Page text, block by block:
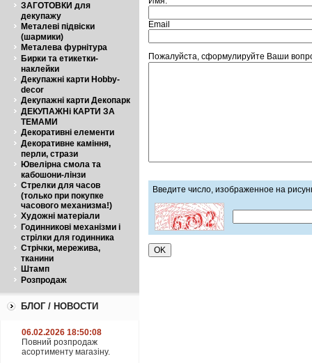
ЗАГОТОВКИ для
декупажу
Металеві підвіски
(шармики)
Металева фурнітура
Бирки та етикетки-
наклейки
Декупажні карти Hobby-
decor
Декупажні карти Декопарк
ДЕКУПАЖНі КАРТИ ЗА
ТЕМАМИ
Декоративні елементи
Декоративне каміння,
перли, стрази
Ювелірна смола та
кабошони-лінзи
Стрелки для часов
(только при покупке
часового механизма!)
Художні матеріали
Годинникові механізми і
стрілки для годинника
Стрічки, мережива,
тканини
Штамп
Розпродаж
БЛОГ / НОВОСТИ
06.02.2026 18:50:08
Повний розпродаж
асортименту магазіну.
Email
Пожалуйста, сформулируйте Ваши
Введите число, изображенное на